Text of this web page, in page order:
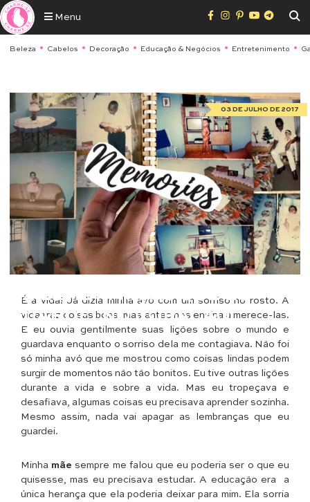
Menu
Beleza Cabelos Decoração Educação & Negócios Entretenimento
AS LEMBRANÇAS QUE EU
GUARDEI NO CORAÇÃO
03 DE JULHO DE 2017
É a vida! Já dizia minha avó com um sorriso no rosto. A
vida traz coisas boas, mas antes nos ensina a merece-las.
E eu ouvia gentilmente suas lições sobre o mundo e
guardava enquanto o sorriso dela me contagiava. Não foi
só minha avó que me mostrou como coisas lindas podem
surgir de momentos não tão bonitos. Eu tive outras lições
durante a vida e sobre a vida. Mas eu tropeçava e
desafiava, algumas coisas eu precisava aprender sozinha.
Mesmo assim, nada vai apagar as lembranças que eu
guardei.
Minhamãe sempre me falou que eu poderia ser o que eu
quisesse, mas eu precisava estudar. A educação era a
única herança que ela poderia deixar para mim. Ela sorria